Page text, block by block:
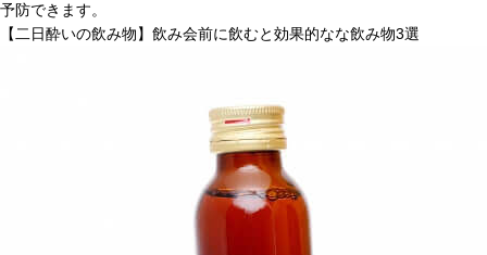
予防できます。
【二日酔いの飲み物】飲み会前に飲むと効果的なな飲み物3選